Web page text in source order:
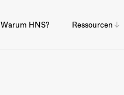
Warum HNS? Ressourcen